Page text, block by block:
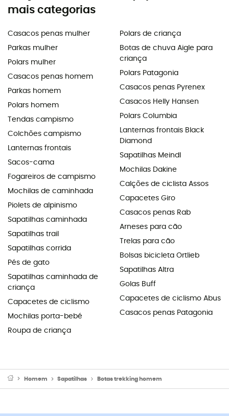
mais categorias
Casacos penas mulher
Parkas mulher
Polars mulher
Casacos penas homem
Parkas homem
Polars homem
Tendas campismo
Colchões campismo
Lanternas frontais
Sacos-cama
Fogareiros de campismo
Mochilas de caminhada
Piolets de alpinismo
Sapatilhas caminhada
Sapatilhas trail
Sapatilhas corrida
Pés de gato
Sapatilhas caminhada de
criança
Capacetes de ciclismo
Mochilas porta-bebé
Roupa de criança
Polars de criança
Botas de chuva Aigle para
criança
Polars Patagonia
Casacos penas Pyrenex
Casacos Helly Hansen
Polars Columbia
Lanternas frontais Black
Diamond
Sapatilhas Meindl
Mochilas Dakine
Calções de ciclista Assos
Capacetes Giro
Casacos penas Rab
Arneses para cão
Trelas para cão
Bolsas bicicleta Ortlieb
Sapatilhas Altra
Golas Buff
Capacetes de ciclismo Abus
Casacos penas Patagonia
Homem Sapatilhas Botas trekking homem